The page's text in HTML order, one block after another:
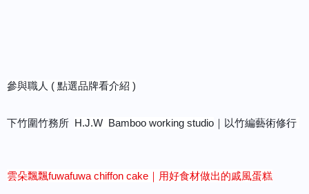
參與職人 ( 點選品牌看介紹 )
下竹圍竹務所 H.J.W Bamboo working studio ｜以竹編藝術修行
雲朵飄飄fuwafuwa chiffon cake｜用好食材做出的戚風蛋糕